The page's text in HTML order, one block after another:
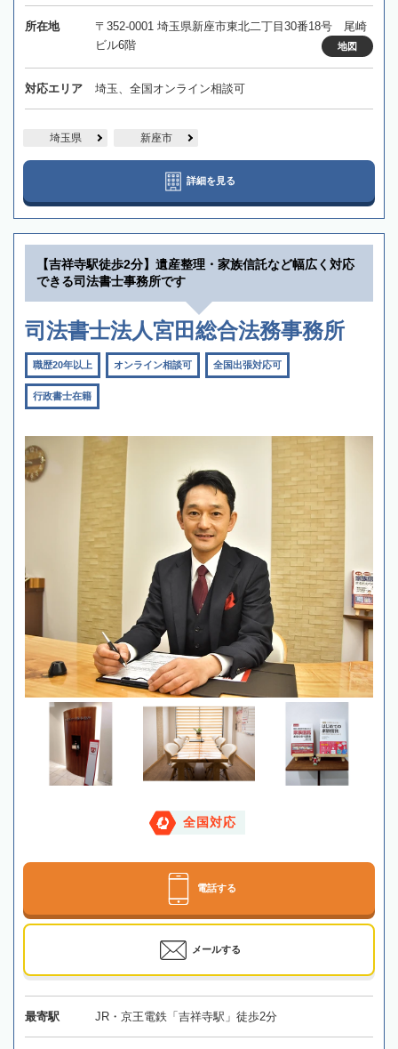
所在地
〒352-0001 埼玉県新座市東北二丁目30番18号 尾崎
ビル6階
地図
対応エリア 埼玉、全国オンライン相談可
埼玉県 新座市
詳細を見る
【吉祥寺駅徒歩2分】遺産整理・家族信託など幅広く対応
できる司法書士事務所です
司法書士法人宮田総合法務事務所
職歴20年以上 オンライン相談可 全国出張対応可
行政書士在籍
全国対応
電話する
メールする
最寄駅 JR・京王電鉄「吉祥寺駅」徒歩2分